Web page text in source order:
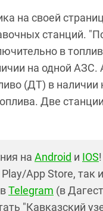
на своей
станций.
в
на одной
(ДТ) в
Две
на Android и IOS
App Store, так
Telegram (в
"Кавказский